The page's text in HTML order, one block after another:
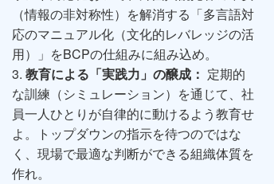
（情報の非対称性）を解消する「多言語対
応のマニュアル化（文化的レバレッジの活
用）」をBCPの仕組みに組み込め。
3. 教育による「実践力」の醸成： 定期的
な訓練（シミュレーション）を通じて、社
員一人ひとりが自律的に動けるよう教育せ
よ。トップダウンの指示を待つのではな
く、現場で最適な判断ができる組織体質を
作れ。